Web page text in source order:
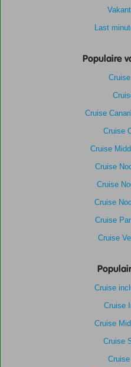
Last
Populaire
Cruise
Cruise
Cruise
Cruise
Cruise
Cruise
Cruise
Cruise
Cruise
Cruise
Cruise
Cruise